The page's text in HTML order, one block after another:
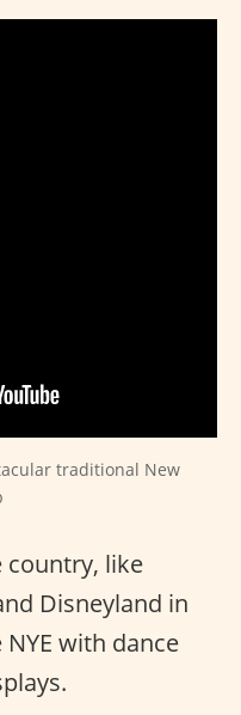
traditional New
country, like
Disneyland in
with dance